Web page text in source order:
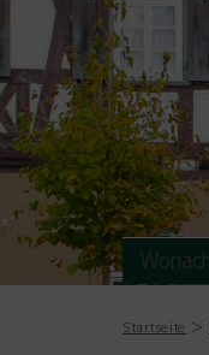
Startseite